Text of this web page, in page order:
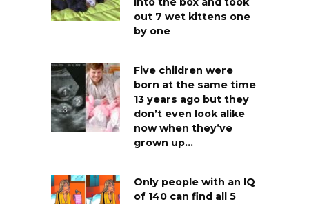
into the box and took
out 7 wet kittens one
by one
Five children were
born at the same time
13 years ago but they
don’t even look alike
now when they’ve
grown up…
Only people with an IQ
of 140 can find all 5